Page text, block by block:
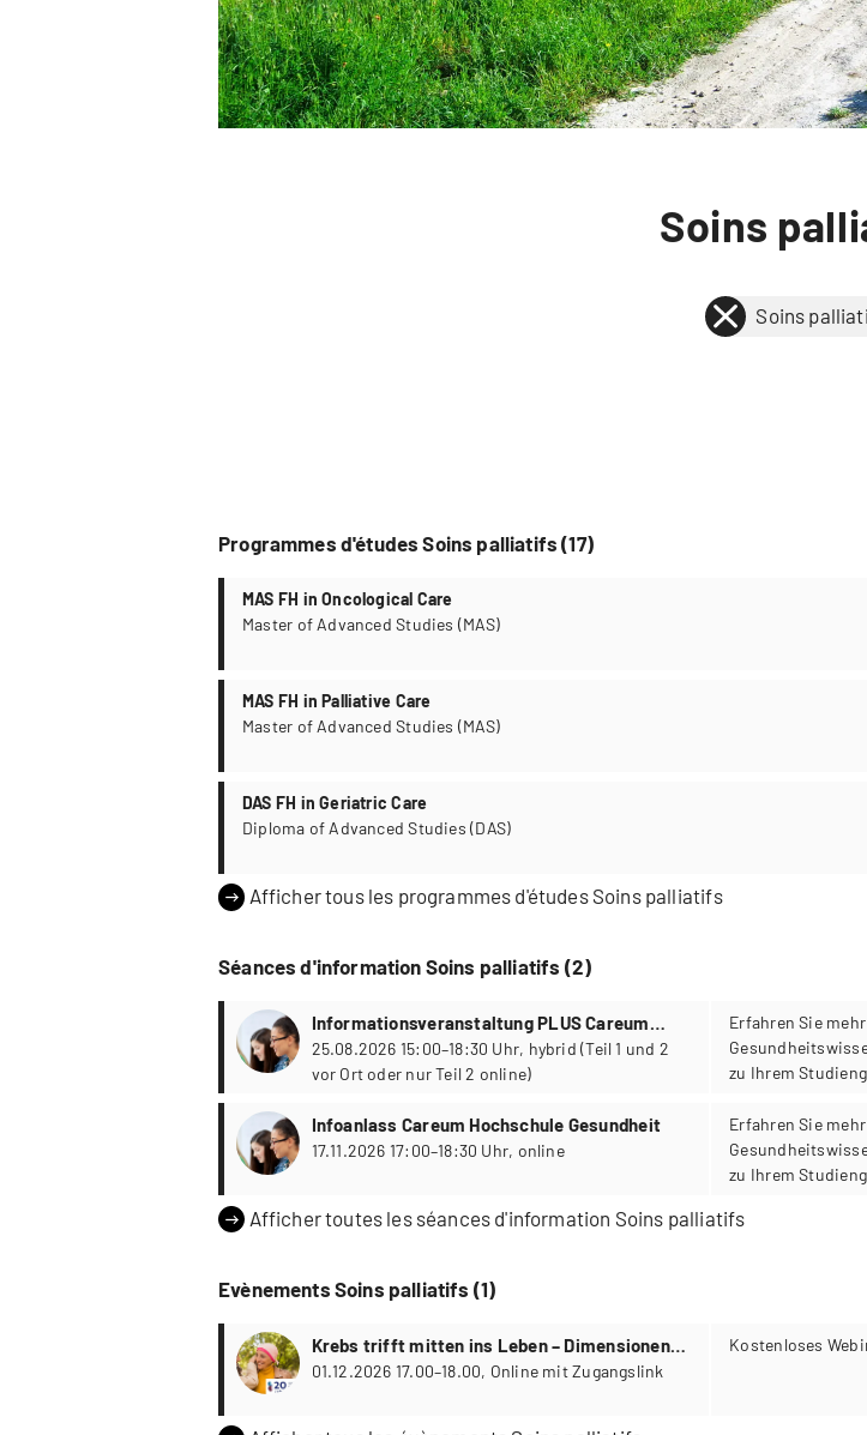
Soins
Soins
Programmes d'études Soins palliatifs (17)
MAS FH in Oncological Care
Master of Advanced Studies (MAS)
MAS FH in Palliative Care
Master of Advanced Studies (MAS)
DAS FH in Geriatric Care
Diploma of Advanced Studies (DAS)
Afficher tous les programmes d'études Soins palliatifs
Séances d'information Soins palliatifs (2)
Informationsveranstaltung PLUS Careum
Hochschule Gesundheit
25.08.2026 15:00–18:30 Uhr, hybrid (Teil 1 und 2
vor Ort oder nur Teil 2 online)
Erfahren Sie
zu Ihrem
Infoanlass Careum Hochschule Gesundheit
17.11.2026 17:00–18:30 Uhr, online
Erfahren Sie
zu Ihrem
Afficher toutes les séances d'information Soins palliatifs
Evènements Soins palliatifs (1)
Krebs trifft mitten ins Leben – Dimensionen
der Begleitung von Menschen mit Krebs
01.12.2026 17.00–18.00, Online mit Zugangslink
Kostenloses